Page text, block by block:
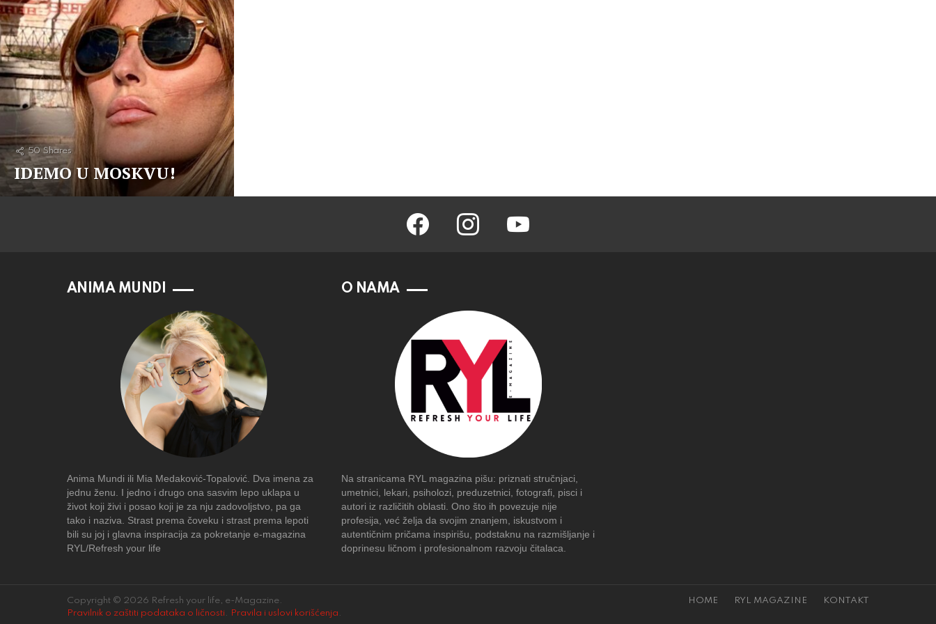
50 Shares
IDEMO U MOSKVU!
facebook instagram youtube
ANIMA MUNDI
Anima Mundi ili Mia Medaković-Topalović. Dva imena za
jednu ženu. I jedno i drugo ona sasvim lepo uklapa u
život koji živi i posao koji je za nju zadovoljstvo, pa ga
tako i naziva. Strast prema čoveku i strast prema lepoti
bili su joj i glavna inspiracija za pokretanje e-magazina
RYL/Refresh your life
O NAMA
Na stranicama RYL magazina pišu: priznati stručnjaci,
umetnici, lekari, psiholozi, preduzetnici, fotografi, pisci i
autori iz različitih oblasti. Ono što ih povezuje nije
profesija, već želja da svojim znanjem, iskustvom i
autentičnim pričama inspirišu, podstaknu na razmišljanje i
doprinesu ličnom i profesionalnom razvoju čitalaca.
Copyright © 2026 Refresh your life, e-Magazine.
Pravilnik o zaštiti podataka o ličnosti . Pravila i uslovi korišćenja .
HOME RYL MAGAZINE KONTAKT